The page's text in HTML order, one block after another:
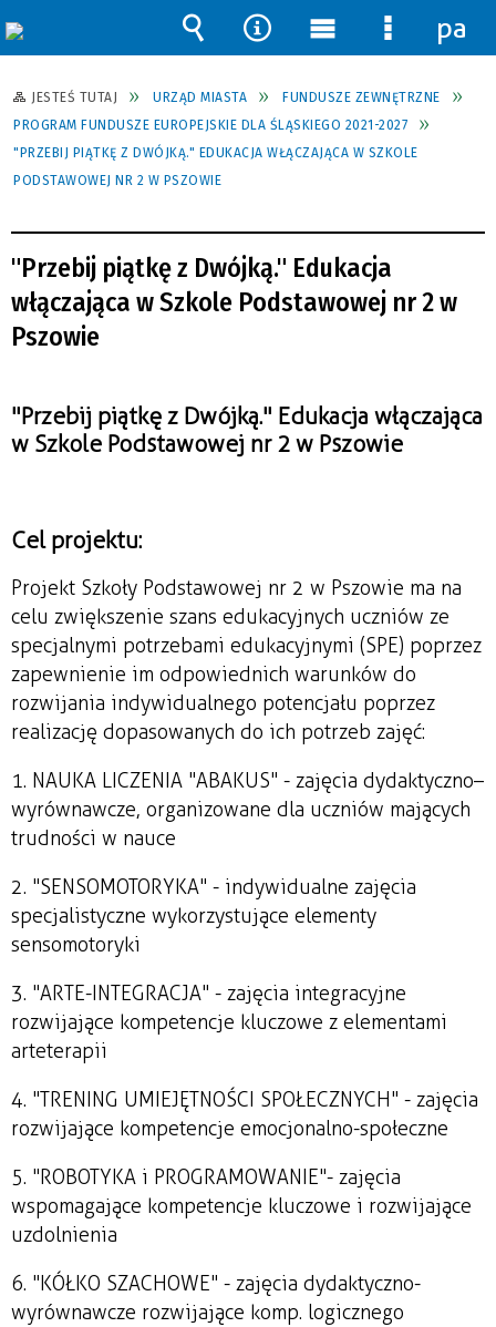
JESTEŚ TUTAJ URZĄD MIASTA
FUNDUSZE ZEWNĘTRZNE
PROGRAM FUNDUSZE EUROPEJSKIE DLA ŚLĄSKIEGO 2021-2027
"PRZEBIJ PIĄTKĘ Z DWÓJKĄ." EDUKACJA WŁĄCZAJĄCA W SZKOLE
PODSTAWOWEJ NR 2 W PSZOWIE
"Przebij piątkę z Dwójką." Edukacja
włączająca w Szkole Podstawowej nr 2 w
Pszowie
"Przebij piątkę z Dwójką." Edukacja włączająca
w Szkole Podstawowej nr 2 w Pszowie
Cel projektu:
Projekt Szkoły Podstawowej nr 2 w Pszowie ma na
celu zwiększenie szans edukacyjnych uczniów ze
specjalnymi potrzebami edukacyjnymi (SPE) poprzez
zapewnienie im odpowiednich warunków do
rozwijania indywidualnego potencjału poprzez
realizację dopasowanych do ich potrzeb zajęć:
1. NAUKA LICZENIA "ABAKUS" - zajęcia dydaktyczno–
wyrównawcze, organizowane dla uczniów mających
trudności w nauce
2. "SENSOMOTORYKA" - indywidualne zajęcia
specjalistyczne wykorzystujące elementy
sensomotoryki
3. "ARTE-INTEGRACJA" - zajęcia integracyjne
rozwijające kompetencje kluczowe z elementami
arteterapii
4. "TRENING UMIEJĘTNOŚCI SPOŁECZNYCH" - zajęcia
rozwijające kompetencje emocjonalno-społeczne
5. "ROBOTYKA i PROGRAMOWANIE"- zajęcia
wspomagające kompetencje kluczowe i rozwijające
uzdolnienia
6. "KÓŁKO SZACHOWE" - zajęcia dydaktyczno-
wyrównawcze rozwijające komp. logicznego
Wyszukiwarka
Narzędzia
Menu
główne
Menu